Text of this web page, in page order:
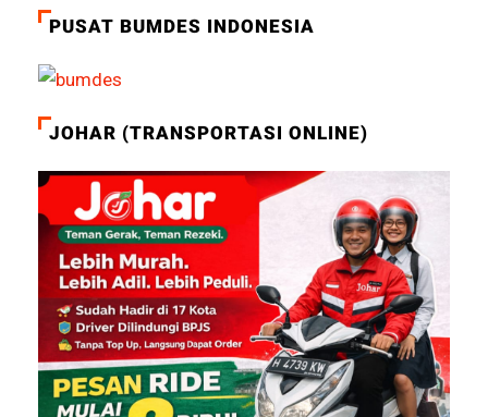
PUSAT BUMDES INDONESIA
JOHAR (TRANSPORTASI ONLINE)